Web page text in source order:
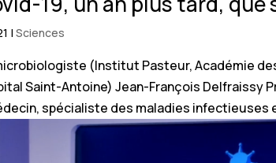
|Sciences
(Institut Pasteur, Académie
Saint-Antoine) Jean-François Delfraissy
spécialiste des maladies infectieuses